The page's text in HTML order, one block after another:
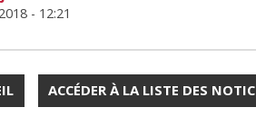
- 12:21
ACCÉDER À LA LISTE DES